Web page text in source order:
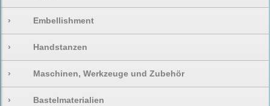
› Embellishment
› Handstanzen
› Maschinen, Werkzeuge und Zubehör
› Bastelmaterialien